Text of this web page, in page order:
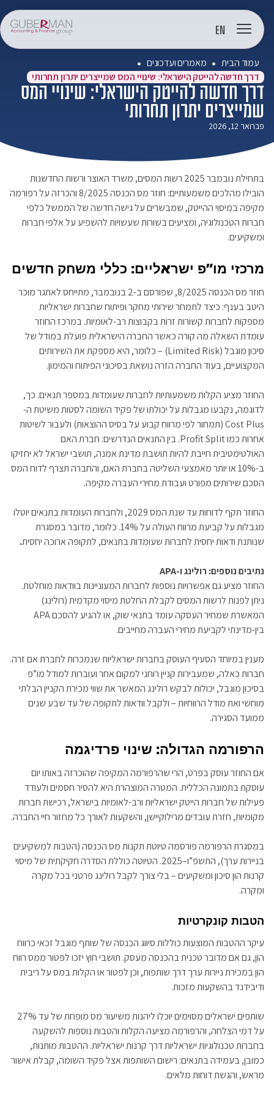
EN
עמוד הבית
מאמרים ועדכונים
דרך חדשה להייטק הישראלי: שינויי המס שמייצרים יתרון תחרותי
דרך חדשה להייטק הישראלי: שינויי המס
שמייצרים יתרון תחרותי
פברואר 12, 2026
בתחילת נובמבר 2025 רשות המסים, משרד האוצר ורשות החדשנות
הובילו מהלכים משמעותיים: חוזר מס הכנסה 8/2025 והכרזה על רפורמה
מקיפה במיסוי ההייטק, שמבשרים על גישה חדשה של הממשל כלפי
חברות הטכנולוגיה, ומציעים בשורות שעשויות להשפיע על אלפי חברות
ומשקיעים.
מרכזי מו”פ ישראליים: כללי משחק חדשים
חוזר מס הכנסה 8/2025, שפורסם ב-2 בנובמבר, מתייחס לאתגר מוכר
היטב בענף: כיצד לתמחר שירותי מחקר ופיתוח שחברות ישראליות
מספקות לחברות קשורות זרות בקבוצות רב-לאומיות. במרכז החוזר
עומדת השאלה מה קורה כאשר החברה הישראלית פועלת במודל של
סיכון מוגבל (Limited Risk) – כלומר, היא מספקת את השירותים
המקצועיים, בעוד החברה הזרה נושאת בסיכוני הפיתוח והמימון.
החוזר מציע הקלות משמעותיות לחברות שעומדות במספר תנאים. כך,
לדוגמה, נקבעו מגבלות על יכולתו של פקיד השומה לסטות משיטת ה-
Cost Plus (תמחור לפי מרווח קבוע על בסיס ההוצאות) ולעבור לשיטות
אחרות כמו Profit Split. בין התנאים הנדרשים: חברת האם
האולטימטיבית חייבת להיות תושבת מדינת אמנה, תושבי ישראל לא יחזיקו
ב-10% או יותר מאמצעי השליטה בחברת האם, והחברה תצרף לדוח המס
הסכם שירותים מפורט ועבודת מחירי העברה מקיפה.
החוזר תקף לדוחות עד שנת המס 2029, ולחברות העומדות בתנאים יוטלו
מגבלות על קביעת מרווח העולה על 14%. כלומר, מדובר במסגרת
שנותנת ודאות יחסית לחברות שעומדות בתנאים, לתקופה ארוכה יחסית.
נתיבים נוספים: רולינג ו-APA
החוזר מציע גם אפשרויות נוספות לחברות המעוניינות בוודאות מוחלטת.
ניתן לפנות לרשות המסים לקבלת החלטת מיסוי מקדמית (רולינג)
המאשרת שמחיר העסקה עומד בתנאי שוק, או להגיע להסכם APA
בין-מדינתי לקביעת מחירי העברה מחייבים.
מענין במיוחד הסעיף העוסק בחברות ישראליות שנמכרות לחברת אם זרה.
חברות כאלה, שמעבירות קניין רוחני למקום אחר ועוברות למודל מו”פ
בסיכון מוגבל, יכולות לבקש רולינג המאשר את שווי מכירת הקניין הבלתי
מוחשי ואת מודל הרווחיות – ולקבל וודאות לתקופה של עד שבע שנים
ממועד הסגירה.
הרפורמה הגדולה: שינוי פרדיגמה
אם החוזר עוסק בפרט, הרי שהרפורמה המקיפה שהוכרזה באותו יום
עוסקת בתמונה הכללית. המטרה המוצהרת היא להסיר חסמים ולעודד
פעילות של חברות הייטק ישראליות ורב-לאומיות בישראל, רכישת חברות
מקומיות, חזרת עובדים מרילוקיישן, והשקעות לאורך כל מחזור חיי החברה.
במסגרת הרפורמה פורסמה טיוטת תקנות מס הכנסה (הטבות למשקיעים
בניירות ערך), התשפ”ו–2025. הטיוטה כוללת הסדרה חקיקתית של מיסוי
קרנות הון סיכון ומשקיעים – בלי צורך לקבל רולינג פרטני בכל מקרה
ומקרה.
הטבות קונקרטיות
עיקר ההטבות המוצעות כוללות סיווג הכנסה של שותף מוגבל זכאי כרווח
הון, גם אם מדובר טכנית בהכנסה מעסק. תושבי חוץ יזכו לפטור ממס רווח
הון במכירת ניירות ערך דרך שותפות, וכן לפטור או הקלות במס על ריבית
ודיבידנד בהשקעות מזכות.
שותפים ישראלים מסוימים יוכלו ליהנות משיעור מס מופחת של עד 27%
על דמי הצלחה, והרפורמה מציעה הקלות והטבות נוספות להשקעה
בחברות טכנולוגיות ישראליות דרך קרנות ישראליות. ההטבות מותנות,
כמובן, בעמידה בתנאים: רישום השותפות אצל פקיד השומה, קבלת אישור
מראש, והגשת דוחות מלאים.